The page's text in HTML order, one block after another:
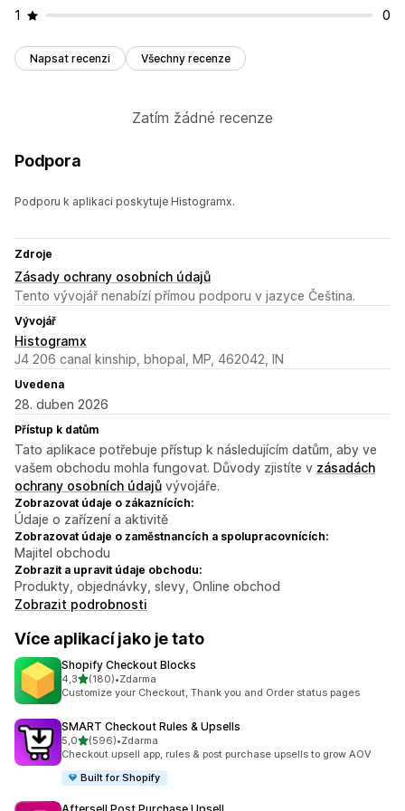
1 0
Napsat recenzi Všechny recenze
Zatím žádné recenze
Podpora
Podporu k aplikaci poskytuje Histogramx.
Zdroje
Zásady ochrany osobních údajů
Tento vývojář nenabízí přímou podporu v jazyce Čeština.
Vývojář
Histogramx
J4 206 canal kinship, bhopal, MP, 462042, IN
Uvedena
28. duben 2026
Přístup k datům
Tato aplikace potřebuje přístup k následujícím datům, aby ve
vašem obchodu mohla fungovat. Důvody zjistíte v zásadách
ochrany osobních údajů vývojáře.
Zobrazovat údaje o zákaznících:
Údaje o zařízení a aktivitě
Zobrazovat údaje o zaměstnancích a spolupracovnících:
Majitel obchodu
Zobrazit a upravit údaje obchodu:
Produkty, objednávky, slevy, Online obchod
Zobrazit podrobnosti
Více aplikací jako je tato
Shopify Checkout Blocks
4,3z 5 hvězd
(180)
Celkový počet recenzí: 180
•Zdarma
Customize your Checkout, Thank you and Order status pages
SMART Checkout Rules & Upsells
5,0z 5 hvězd
(596)
Celkový počet recenzí: 596
•Zdarma
Checkout upsell app, rules & post purchase upsells to grow AOV
Built for Shopify